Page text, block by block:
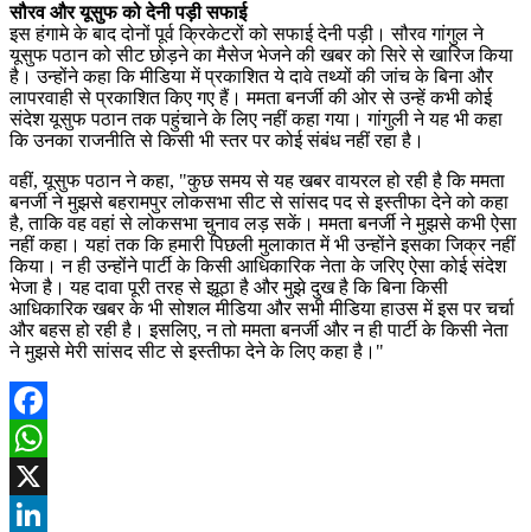
सौरव और यूसुफ को देनी पड़ी सफाई
इस हंगामे के बाद दोनों पूर्व क्रिकेटरों को सफाई देनी पड़ी। सौरव गांगुल ने
यूसुफ पठान को सीट छोड़ने का मैसेज भेजने की खबर को सिरे से खारिज किया
है। उन्होंने कहा कि मीडिया में प्रकाशित ये दावे तथ्यों की जांच के बिना और
लापरवाही से प्रकाशित किए गए हैं। ममता बनर्जी की ओर से उन्हें कभी कोई
संदेश यूसुफ पठान तक पहुंचाने के लिए नहीं कहा गया। गांगुली ने यह भी कहा
कि उनका राजनीति से किसी भी स्तर पर कोई संबंध नहीं रहा है।
वहीं, यूसुफ पठान ने कहा, "कुछ समय से यह खबर वायरल हो रही है कि ममता
बनर्जी ने मुझसे बहरामपुर लोकसभा सीट से सांसद पद से इस्तीफा देने को कहा
है, ताकि वह वहां से लोकसभा चुनाव लड़ सकें। ममता बनर्जी ने मुझसे कभी ऐसा
नहीं कहा। यहां तक कि हमारी पिछली मुलाकात में भी उन्होंने इसका जिक्र नहीं
किया। न ही उन्होंने पार्टी के किसी आधिकारिक नेता के जरिए ऐसा कोई संदेश
भेजा है। यह दावा पूरी तरह से झूठा है और मुझे दुख है कि बिना किसी
आधिकारिक खबर के भी सोशल मीडिया और सभी मीडिया हाउस में इस पर चर्चा
और बहस हो रही है। इसलिए, न तो ममता बनर्जी और न ही पार्टी के किसी नेता
ने मुझसे मेरी सांसद सीट से इस्तीफा देने के लिए कहा है।"
Facebook
WhatsApp
X